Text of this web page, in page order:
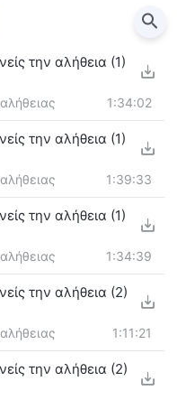
την αλήθεια (1)
1:34:02
την αλήθεια (1)
1:39:33
την αλήθεια (1)
1:34:39
την αλήθεια (2)
1:11:21
την αλήθεια (2)